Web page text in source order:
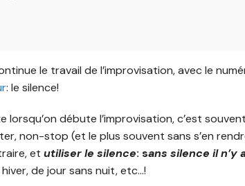
le travail de l’improvisation, avec le
: le silence!
lorsqu’on débute l’improvisation, c’est
non-stop (et le plus souvent sans s’en
et utiliser le silence: sans silence il n’y
de jour sans nuit, etc…!